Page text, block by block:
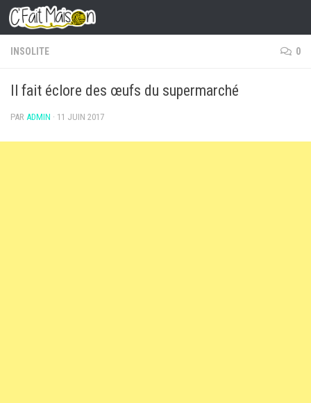
Skip to content
INSOLITE 0
Il fait éclore des œufs du supermarché
PAR ADMIN · 11 JUIN 2017